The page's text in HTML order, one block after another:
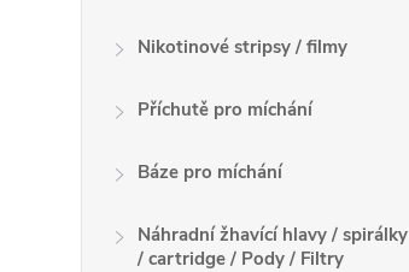
Nikotinové stripsy / filmy
Příchutě pro míchání
Báze pro míchání
Náhradní žhavící hlavy / spirálky
/ cartridge / Pody / Filtry